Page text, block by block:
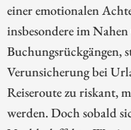
einer emotionalen
insbesondere im
Buchungsrückgängen,
Verunsicherung bei
Reiseroute zu riskant,
werden. Doch sobald